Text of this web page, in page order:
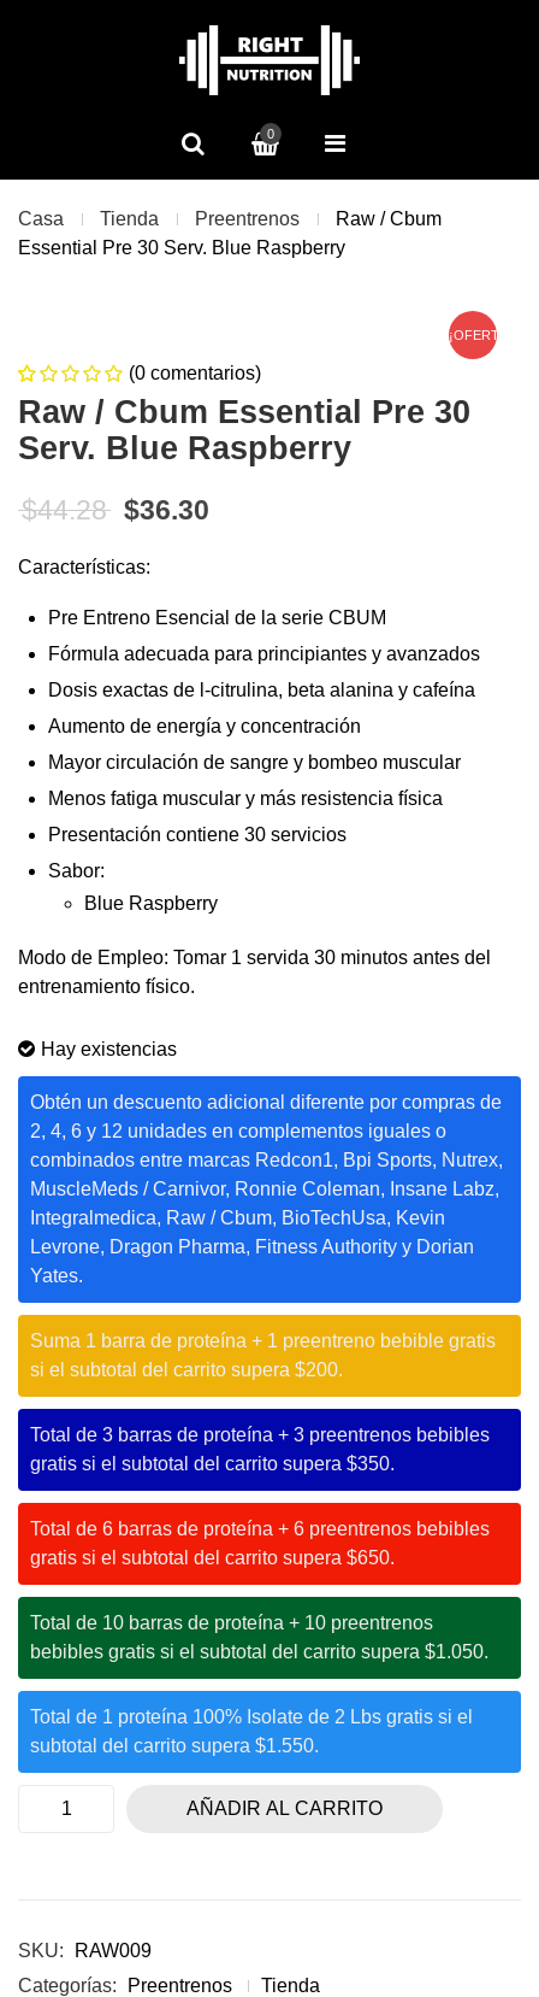
0
Casa Tienda Preentrenos
Raw / Cbum
Essential Pre 30 Serv. Blue Raspberry
¡OFERTA!
0de
5
0
customer
(0 comentarios)
Raw / Cbum Essential Pre 30
Serv. Blue Raspberry
$44.28 El precio original era: $44.28.
$36.30
Características:
Pre Entreno Esencial de la serie CBUM
Fórmula adecuada para principiantes y avanzados
Dosis exactas de l-citrulina, beta alanina y cafeína
Aumento de energía y concentración
Mayor circulación de sangre y bombeo muscular
Menos fatiga muscular y más resistencia física
Presentación contiene 30 servicios
Sabor:
Blue Raspberry
Modo de Empleo: Tomar 1 servida 30 minutos antes del
entrenamiento físico.
Hay existencias
Obtén un descuento adicional diferente por compras de
2, 4, 6 y 12 unidades en complementos iguales o
combinados entre marcas Redcon1, Bpi Sports, Nutrex,
MuscleMeds / Carnivor, Ronnie Coleman, Insane Labz,
Integralmedica, Raw / Cbum, BioTechUsa, Kevin
Levrone, Dragon Pharma, Fitness Authority y Dorian
Yates.
Suma 1 barra de proteína + 1 preentreno bebible gratis
si el subtotal del carrito supera $200.
Total de 3 barras de proteína + 3 preentrenos bebibles
gratis si el subtotal del carrito supera $350.
Total de 6 barras de proteína + 6 preentrenos bebibles
gratis si el subtotal del carrito supera $650.
Total de 10 barras de proteína + 10 preentrenos
bebibles gratis si el subtotal del carrito supera $1.050.
Total de 1 proteína 100% Isolate de 2 Lbs gratis si el
subtotal del carrito supera $1.550.
AÑADIR AL CARRITO
SKU:
RAW009
Categorías:
Preentrenos
Tienda